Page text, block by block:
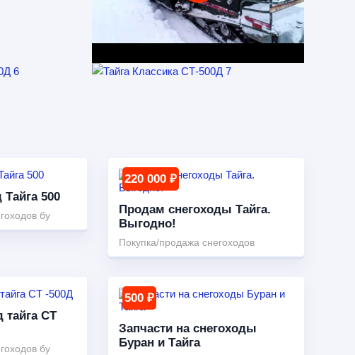
500
бу
220 000 ₽
Продам снегоходы Тайга.
Выгодно!
Покупка/продажа снегоходов
тайга СТ
бу
500 ₽
Запчасти на снегоходы
Буран и Тайга